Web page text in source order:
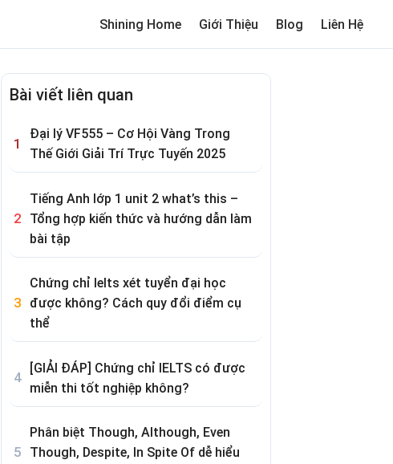
Shining Home Giới Thiệu Blog Liên Hệ
MemeReview trường cho bé
Bài viết liên quan
Đại lý VF555 – Cơ Hội Vàng Trong
Thế Giới Giải Trí Trực Tuyến 2025
Tiếng Anh lớp 1 unit 2 what’s this –
Tổng hợp kiến thức và hướng dẫn làm
bài tập
Chứng chỉ Ielts xét tuyển đại học
được không? Cách quy đổi điểm cụ
thể
[GIẢI ĐÁP] Chứng chỉ IELTS có được
miễn thi tốt nghiệp không?
Phân biệt Though, Although, Even
Though, Despite, In Spite Of dễ hiểu